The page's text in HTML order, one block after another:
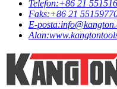
Telefon:+86 21
Faks:+86 21
E-posta:
Alan: